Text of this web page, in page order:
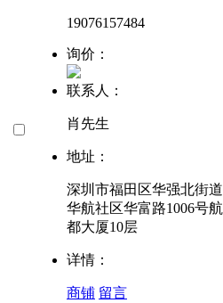
19076157484
询价：
联系人：
肖先生
地址：
深圳市福田区华强北街道
华航社区华富路1006号航
都大厦10层
详情：
商铺 留言